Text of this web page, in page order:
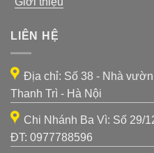
LIÊN HỆ
Địa chỉ: Số 38 - Nhà
Thanh Trì - Hà Nội
Chi Nhánh Ba Vì: Số 29/
ĐT: 0977788596